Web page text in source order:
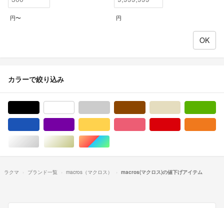
円〜 円
カラーで絞り込み
シルバー/銀色系ゴールド/金色系マルチカラー
ラクマ ブランド一覧 macros（マクロス） macros(マクロス)の値下げアイテム